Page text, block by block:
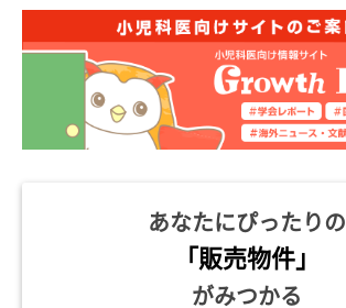
あなたにぴったりの
「販売物件」
がみつかる